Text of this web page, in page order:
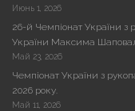
Июнь 1, 2026
26-й Чемпіонат України з
України Максима
Май 23, 2026
Чемпіонат України з
2026 року.
Май 11, 2026